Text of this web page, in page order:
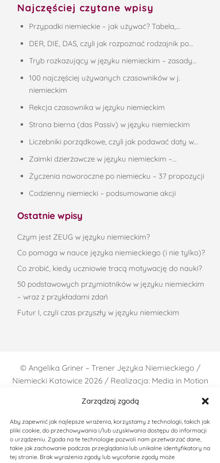
Zarządzaj zgodą
Aby zapewnić jak najlepsze wrażenia, korzystamy z technologii, takich jak
pliki cookie, do przechowywania i/lub uzyskiwania dostępu do informacji
o urządzeniu. Zgoda na te technologie pozwoli nam przetwarzać dane,
takie jak zachowanie podczas przeglądania lub unikalne identyfikatory na
tej stronie. Brak wyrażenia zgody lub wycofanie zgody może
Najczęściej czytane wpisy
Przypadki niemieckie – jak używać? Tabela,…
DER, DIE, DAS, czyli jak rozpoznać rodzajnik po…
Tryb rozkazujący w języku niemieckim – zasady…
100 najczęściej używanych czasowników w j.
niemieckim
Rekcja czasownika w języku niemieckim
Strona bierna (das Passiv) w języku niemieckim
Liczebniki porządkowe, czyli jak podawać daty w…
Zaimki dzierżawcze w języku niemieckim –…
Życzenia noworoczne po niemiecku – 37 propozycji
Codzienny niemiecki – podsumowanie akcji
Ostatnie wpisy
Czym jest ZEUG w języku niemieckim?
Co pomaga w nauce języka niemieckiego (i nie tylko)?
Co zrobić, kiedy uczniowie tracą motywację do nauki?
50 podstawowych przymiotników w języku niemieckim
– wraz z przykładami zdań
Futur I, czyli czas przyszły w języku niemieckim
© Angelika Griner – Trener Języka Niemieckiego /
Niemiecki Katowice2026 / Realizacja: Media in Motion